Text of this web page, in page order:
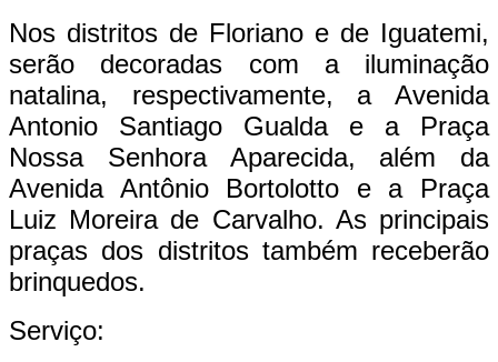
Nos distritos de Floriano e de Iguatemi,
serão decoradas com a iluminação
natalina, respectivamente, a Avenida
Antonio Santiago Gualda e a Praça
Nossa Senhora Aparecida, além da
Avenida Antônio Bortolotto e a Praça
Luiz Moreira de Carvalho. As principais
praças dos distritos também receberão
brinquedos.
Serviço: